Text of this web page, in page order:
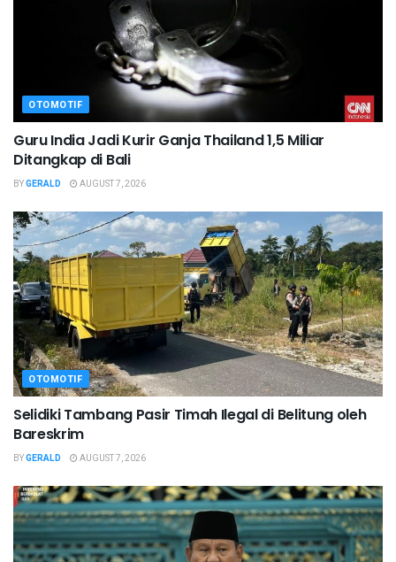
OTOMOTIF
Guru India Jadi Kurir Ganja Thailand 1,5 Miliar
Ditangkap di Bali
BYGERALD AUGUST 7, 2026
OTOMOTIF
Selidiki Tambang Pasir Timah Ilegal di Belitung oleh
Bareskrim
BYGERALD AUGUST 7, 2026